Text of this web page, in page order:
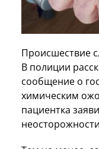
Происшествие
В полиции
сообщение о
химическим
пациентка